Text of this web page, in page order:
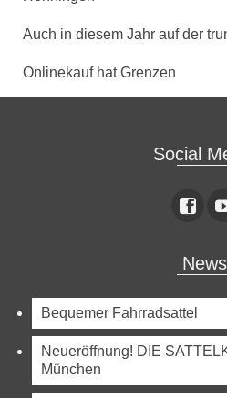
Auch in diesem Jahr auf der
Onlinekauf hat Grenzen
Social
News
Bequemer Fahrradsattel
Neueröffnung! DIE
München